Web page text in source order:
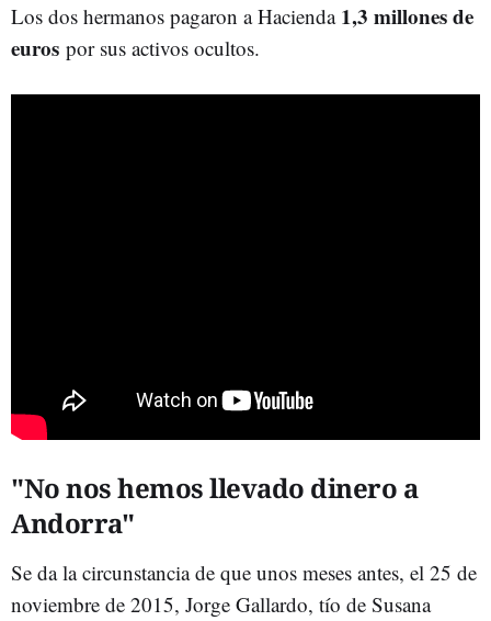
Los dos hermanos pagaron a Hacienda 1,3 millones de
euros por sus activos ocultos.
"No nos hemos llevado dinero a
Andorra"
Se da la circunstancia de que unos meses antes, el 25 de
noviembre de 2015, Jorge Gallardo, tío de Susana